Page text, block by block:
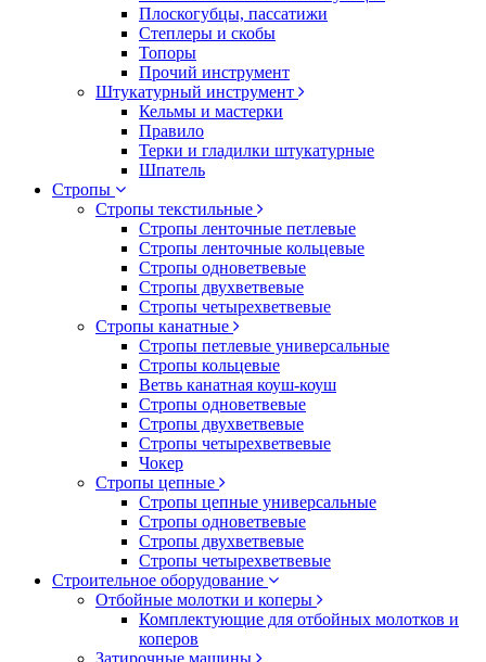
Плоскогубцы, пассатижи
Степлеры и скобы
Топоры
Прочий инструмент
Штукатурный инструмент
Кельмы и мастерки
Правило
Терки и гладилки штукатурные
Шпатель
Стропы
Стропы текстильные
Стропы ленточные петлевые
Стропы ленточные кольцевые
Стропы одноветвевые
Стропы двухветвевые
Стропы четырехветвевые
Стропы канатные
Стропы петлевые универсальные
Стропы кольцевые
Ветвь канатная коуш-коуш
Стропы одноветвевые
Стропы двухветвевые
Стропы четырехветвевые
Чокер
Стропы цепные
Стропы цепные универсальные
Стропы одноветвевые
Стропы двухветвевые
Стропы четырехветвевые
Строительное оборудование
Отбойные молотки и коперы
Комплектующие для отбойных молотков и
коперов
Затирочные машины